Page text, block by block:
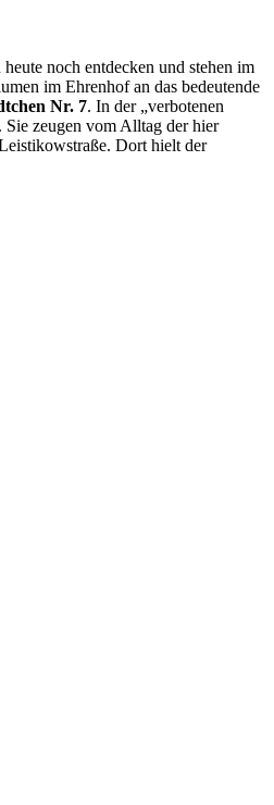
noch entdecken und stehen im
im Ehrenhof an das bedeutende
Nr. 7. In der „verbotenen
Sie zeugen vom Alltag der hier
Dort hielt der